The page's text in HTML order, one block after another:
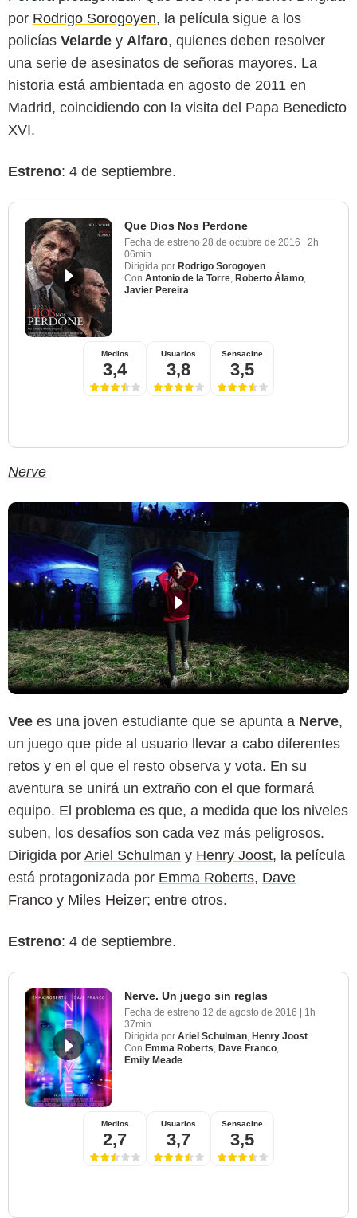
por Rodrigo Sorogoyen, la película sigue a los
policías Velarde y Alfaro, quienes deben resolver
una serie de asesinatos de señoras mayores. La
historia está ambientada en agosto de 2011 en
Madrid, coincidiendo con la visita del Papa Benedicto
XVI.
Estreno: 4 de septiembre.
Que Dios Nos Perdone
Fecha de estreno 28 de octubre de 2016
2h
06min
Dirigida por Rodrigo Sorogoyen
Con Antonio de la Torre, Roberto Álamo,
Javier Pereira
Medios
3,4
Usuarios
3,8
Sensacine
3,5
Nerve
Vee es una joven estudiante que se apunta a Nerve,
un juego que pide al usuario llevar a cabo diferentes
retos y en el que el resto observa y vota. En su
aventura se unirá un extraño con el que formará
equipo. El problema es que, a medida que los niveles
suben, los desafíos son cada vez más peligrosos.
Dirigida por Ariel Schulman y Henry Joost, la película
está protagonizada por Emma Roberts, Dave
Franco y Miles Heizer; entre otros.
Estreno: 4 de septiembre.
Nerve. Un juego sin reglas
Fecha de estreno 12 de agosto de 2016
1h
37min
Dirigida por Ariel Schulman, Henry Joost
Con Emma Roberts, Dave Franco,
Emily Meade
Medios
2,7
Usuarios
3,7
Sensacine
3,5